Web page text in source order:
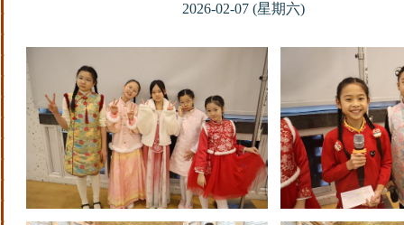
2026-02-07 (星期六)